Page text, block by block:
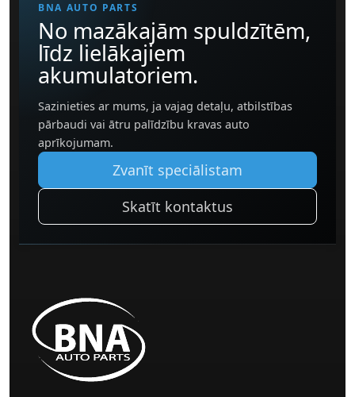
BNA AUTO PARTS
No mazākajām spuldzītēm,
līdz lielākajiem
akumulatoriem.
Sazinieties ar mums, ja vajag detaļu, atbilstības
pārbaudi vai ātru palīdzību kravas auto
aprīkojumam.
Zvanīt speciālistam
Skatīt kontaktus